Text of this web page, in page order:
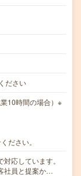
ださい
10時間の場合）※
ださい。
応しています。
社員と提案か…